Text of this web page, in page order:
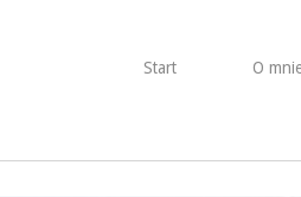
Start
O